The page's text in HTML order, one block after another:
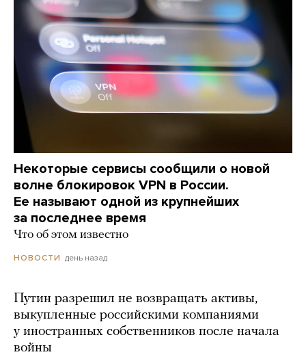
Некоторые сервисы сообщили о новой
волне блокировок VPN в России.
Ее называют одной из крупнейших
за последнее время
Что об этом известно
НОВОСТИ день назад
Путин разрешил не возвращать активы,
выкупленные российскими компаниями
у иностранных собственников после начала
войны